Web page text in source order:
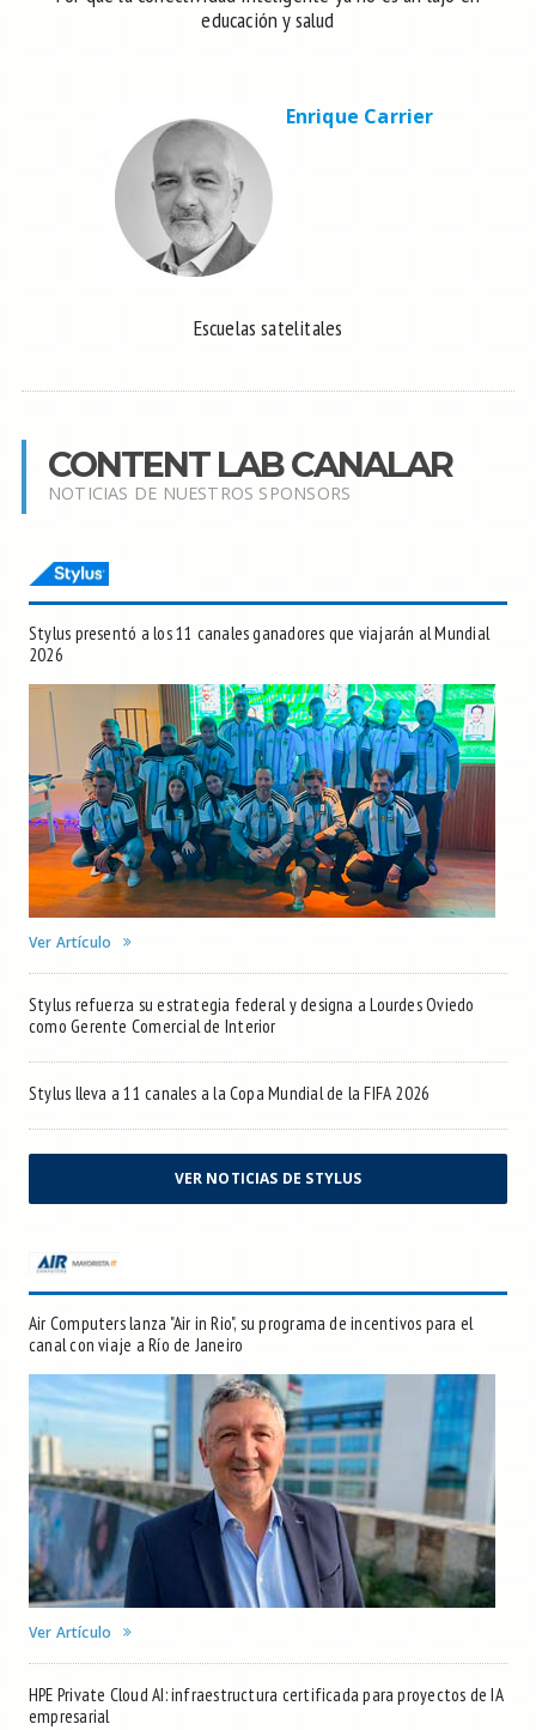
educación y salud
Enrique Carrier
Escuelas satelitales
CONTENT LAB CANALAR
NOTICIAS DE NUESTROS SPONSORS
Stylus presentó a los 11 canales ganadores que viajarán al Mundial
2026
Ver Artículo
Stylus refuerza su estrategia federal y designa a Lourdes Oviedo
como Gerente Comercial de Interior
Stylus lleva a 11 canales a la Copa Mundial de la FIFA 2026
VER NOTICIAS DE STYLUS
Air Computers lanza "Air in Rio", su programa de incentivos para el
canal con viaje a Río de Janeiro
Ver Artículo
HPE Private Cloud AI: infraestructura certificada para proyectos de IA
empresarial